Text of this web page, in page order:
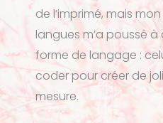
de l’imprimé, mais
langues m’a poussé
forme de langage :
coder pour créer de
mesure.